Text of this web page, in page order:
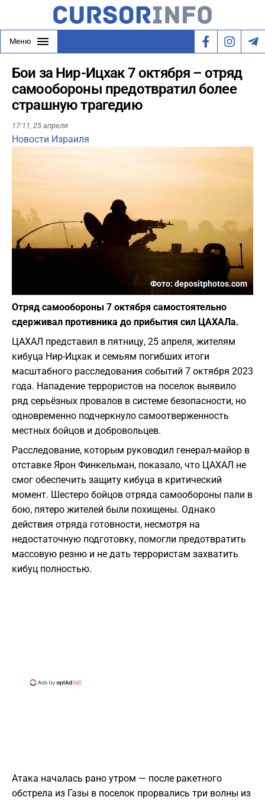
Меню
Бои за Нир-Ицхак 7 октября – отряд
самообороны предотвратил более
страшную трагедию
17:11, 25 апреля
Новости Израиля
Фото: depositphotos.com
Отряд самообороны 7 октября самостоятельно
сдерживал противника до прибытия сил ЦАХАЛа.
ЦАХАЛ представил в пятницу, 25 апреля, жителям
кибуца Нир-Ицхак и семьям погибших итоги
масштабного расследования событий 7 октября 2023
года. Нападение террористов на поселок выявило
ряд серьёзных провалов в системе безопасности, но
одновременно подчеркнуло самоотверженность
местных бойцов и добровольцев.
Расследование, которым руководил генерал-майор в
отставке Ярон Финкельман, показало, что ЦАХАЛ не
смог обеспечить защиту кибуца в критический
момент. Шестеро бойцов отряда самообороны пали в
бою, пятеро жителей были похищены. Однако
действия отряда готовности, несмотря на
недостаточную подготовку, помогли предотвратить
массовую резню и не дать террористам захватить
кибуц полностью.
Атака началась рано утром — после ракетного
обстрела из Газы в поселок прорвались три волны из